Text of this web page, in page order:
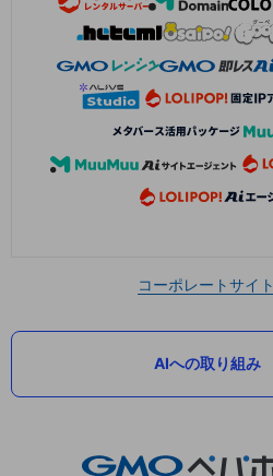
コーポレートサイト
AIへの取り組み